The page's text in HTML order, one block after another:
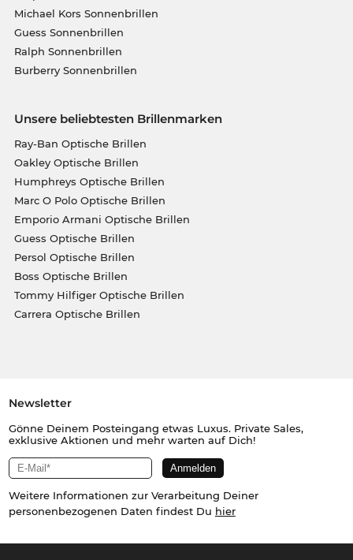
Michael Kors Sonnenbrillen
Guess Sonnenbrillen
Ralph Sonnenbrillen
Burberry Sonnenbrillen
Unsere beliebtesten Brillenmarken
Ray-Ban Optische Brillen
Oakley Optische Brillen
Humphreys Optische Brillen
Marc O Polo Optische Brillen
Emporio Armani Optische Brillen
Guess Optische Brillen
Persol Optische Brillen
Boss Optische Brillen
Tommy Hilfiger Optische Brillen
Carrera Optische Brillen
Newsletter
Gönne Deinem Posteingang etwas Luxus. Private Sales,
exklusive Aktionen und mehr warten auf Dich!
Weitere Informationen zur Verarbeitung Deiner
personenbezogenen Daten findest Du hier